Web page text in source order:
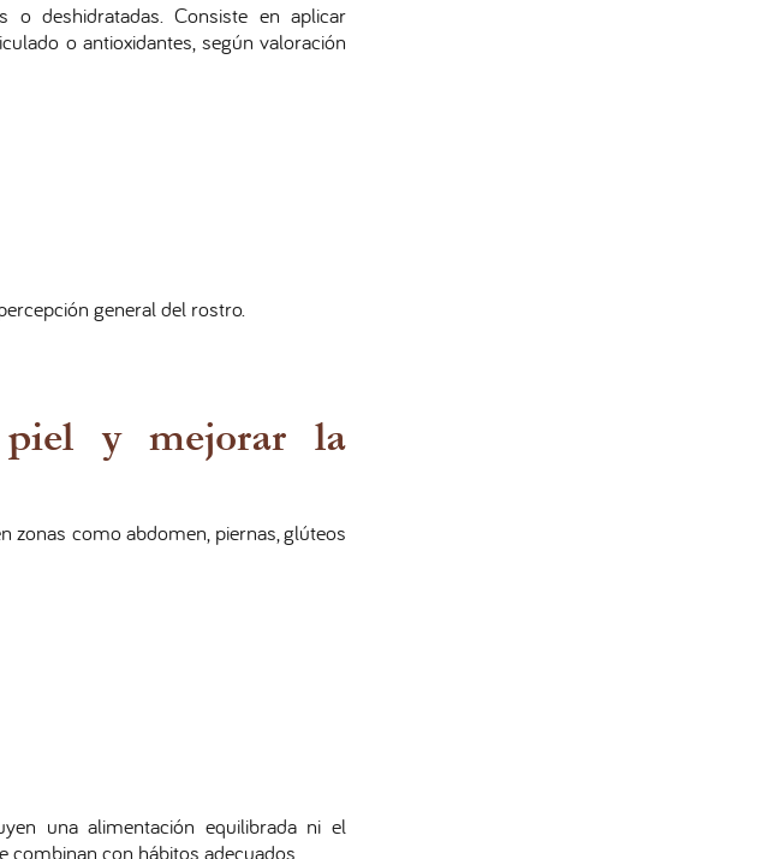
o deshidratadas. Consiste en aplicar
o antioxidantes, según valoración
general del rostro.
piel y mejorar la
zonas como abdomen, piernas, glúteos
una alimentación equilibrada ni el
combinan con hábitos adecuados.